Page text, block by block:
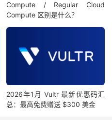
Compute / Regular Cloud
Compute 区别是什么？
2026年1月 Vultr 最新优惠码汇
总：最高免费赠送 $300 美金